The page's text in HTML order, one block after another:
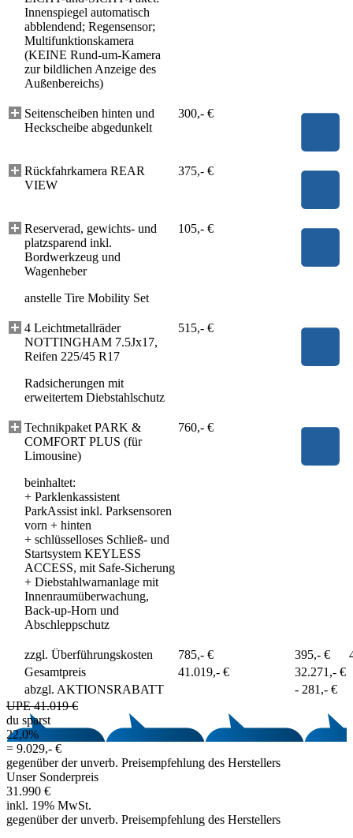
Innenspiegel automatisch
abblendend; Regensensor;
Multifunktionskamera
(KEINE Rund-um-Kamera
zur bildlichen Anzeige des
Außenbereichs)
Seitenscheiben hinten und
Heckscheibe abgedunkelt
300,- €
Rückfahrkamera REAR
VIEW
375,- €
Reserverad, gewichts- und
platzsparend inkl.
Bordwerkzeug und
Wagenheber
anstelle Tire Mobility Set
105,- €
4 Leichtmetallräder
NOTTINGHAM 7.5Jx17,
Reifen 225/45 R17
Radsicherungen mit
erweitertem Diebstahlschutz
515,- €
Technikpaket PARK &
COMFORT PLUS (für
Limousine)
beinhaltet:
+ Parklenkassistent
ParkAssist inkl. Parksensoren
vorn + hinten
+ schlüsselloses Schließ- und
Startsystem KEYLESS
ACCESS, mit Safe-Sicherung
+ Diebstahlwarnanlage mit
Innenraumüberwachung,
Back-up-Horn und
Abschleppschutz
760,- €
zzgl. Überführungskosten 785,- € 395,- €
Gesamtpreis
41.019,- €
32.271,- €
abzgl. AKTIONSRABATT
- 281,- €
UPE 41.019 €
du sparst
22,0%
= 9.029,- €
gegenüber der unverb. Preisempfehlung des Herstellers
Unser Sonderpreis
31.990 €
inkl. 19% MwSt.
gegenüber der unverb. Preisempfehlung des Herstellers